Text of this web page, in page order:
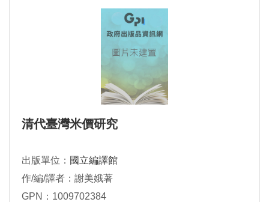
清代臺灣米價研究
出版單位： 國立編譯館
作/編/譯者：謝美娥著
GPN：1009702384